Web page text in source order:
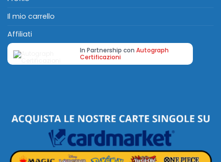
Il mio carrello
Affiliati
In Partnership con Autograph
Certificazioni